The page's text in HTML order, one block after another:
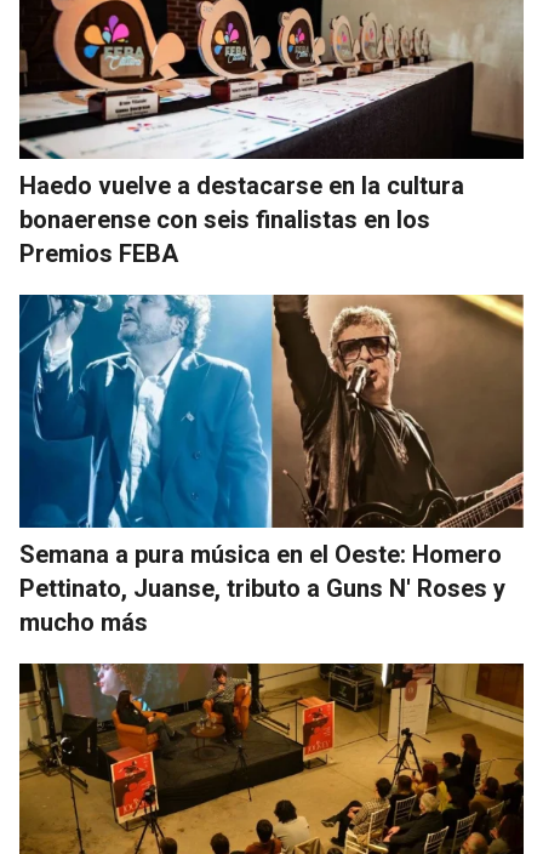
Haedo vuelve a destacarse en la cultura
bonaerense con seis finalistas en los
Premios FEBA
Semana a pura música en el Oeste: Homero
Pettinato, Juanse, tributo a Guns N' Roses y
mucho más